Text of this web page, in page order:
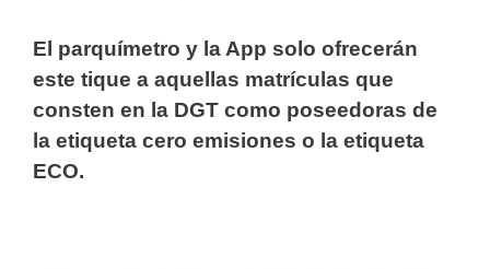
El parquímetro y la App solo ofrecerán
este tique a aquellas matrículas que
consten en la DGT como poseedoras de
la etiqueta cero emisiones o la etiqueta
ECO.